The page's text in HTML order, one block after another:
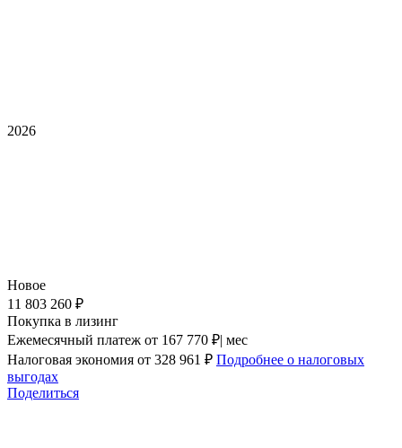
2026
Новое
11 803 260 ₽
Покупка в лизинг
Ежемесячный платеж от 167 770 ₽| мес
Налоговая экономия от 328 961 ₽ Подробнее о налоговых
выгодах
Поделиться